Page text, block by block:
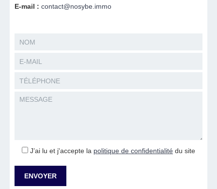
E-mail : contact@nosybe.immo
J’ai lu et j'accepte la politique de confidentialité du site